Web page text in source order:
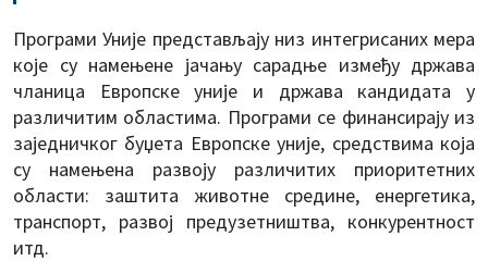
Програми Уније представљају низ интегрисаних мера
које су намењене јачању сарадње између држава
чланица Европске уније и држава кандидата у
различитим областима. Програми се финансирају из
заједничког буџета Европске уније, средствима која
су намењена развоју различитих приоритетних
области: заштита животне средине, енергетика,
транспорт, развој предузетништва, конкурентност
итд.